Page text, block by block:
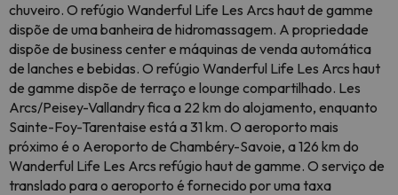
chuveiro. O refúgio Wanderful Life Les Arcs haut de gamme
dispõe de uma banheira de hidromassagem. A propriedade
dispõe de business center e máquinas de venda automática
de lanches e bebidas. O refúgio Wanderful Life Les Arcs haut
de gamme dispõe de terraço e lounge compartilhado. Les
Arcs/Peisey-Vallandry fica a 22 km do alojamento, enquanto
Sainte-Foy-Tarentaise está a 31 km. O aeroporto mais
próximo é o Aeroporto de Chambéry-Savoie, a 126 km do
Wanderful Life Les Arcs refúgio haut de gamme. O serviço de
translado para o aeroporto é fornecido por uma taxa